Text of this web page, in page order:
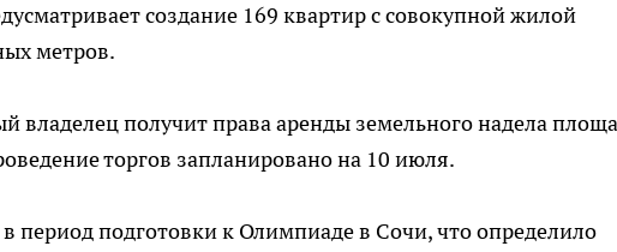
создание 169 квартир с совокупной жилой
метров.
владелец получит права аренды земельного надела
торгов запланировано на 10 июля.
в период подготовки к Олимпиаде в Сочи, что определило